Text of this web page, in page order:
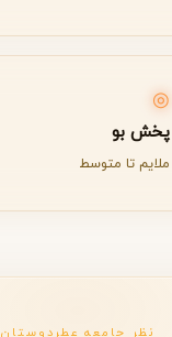
◎
پخش بو
ملایم تا متوسط
نظر جامعه عطردوستان